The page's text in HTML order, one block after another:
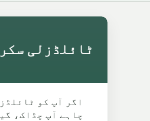
ٹائلڈزلی
اگر آپ کو
چاہے آپ چڈاک،